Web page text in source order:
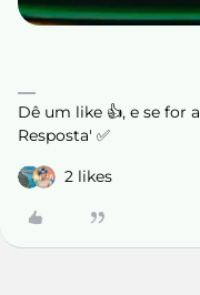
Dê um like 👍, e se for
Resposta' ✅
2 likes